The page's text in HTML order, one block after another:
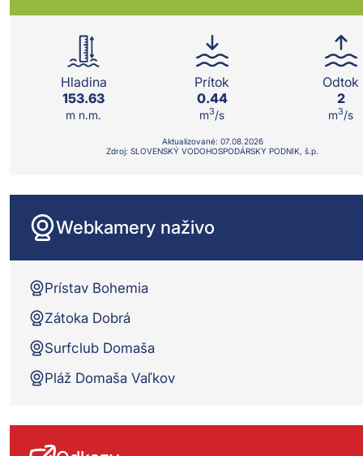
Hladina
153.63
m n.m.
Prítok
0.44
m3/s
Odtok
2
m3/s
Aktualizované: 07.08.2026
Zdroj: SLOVENSKÝ VODOHOSPODÁRSKY PODNIK, š.p.
Webkamery naživo
Prístav Bohemia
Zátoka Dobrá
Surfclub Domaša
Pláž Domaša Vaľkov